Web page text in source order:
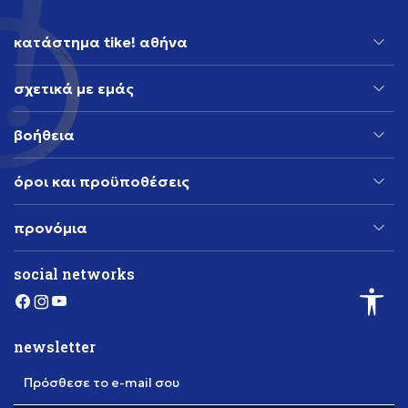
κατάστημα tike! αθήνα
σχετικά με εμάς
βοήθεια
όροι και προϋποθέσεις
προνόμια
social networks
newsletter
Πρόσθεσε το e-mail σου